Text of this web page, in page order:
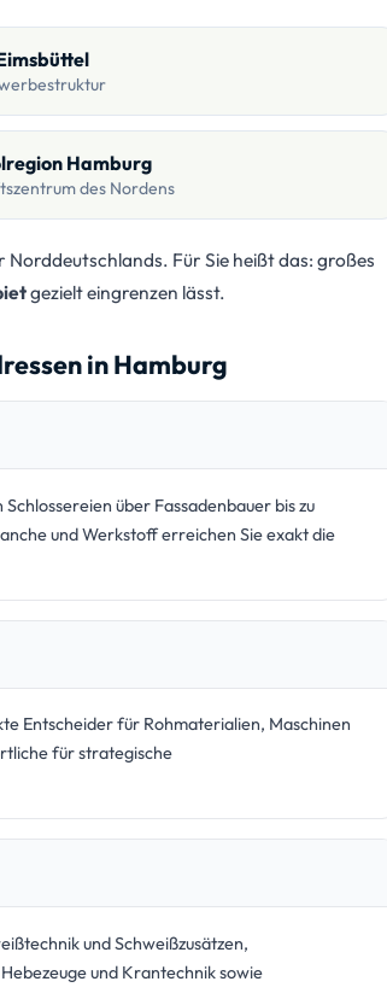
Hamburg
des Nordens
Für Sie heißt das: großes
gezielt eingrenzen lässt.
in Hamburg
über Fassadenbauer bis zu
und Werkstoff erreichen Sie exakt die
Entscheider für Rohmaterialien, Maschinen
für strategische
und Schweißzusätzen,
und Krantechnik sowie